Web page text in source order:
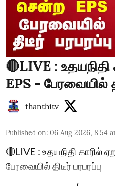
🔴LIVE :
EPS - பேரவையில்
thanthitv
Published on: 06 Aug 2026, 8:54
🔴LIVE : உதயநிதி காரில்
பேரவையில் திடீர் பரபரப்பு